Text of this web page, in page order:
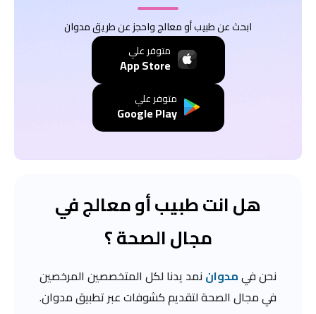
ابحث عن طبيب أو معالج واحجز عن طريق مدوان
متوفر علي
App Store
متوفر علي
Google Play
هل انت طبيب أو معالج في
مجال الصحة ؟
نحن فيمدوان نمد يدنا لكل المتخصصين المرخصين
في مجال الصحة لتقديم كشوفات عبر تطبيق مدوان.